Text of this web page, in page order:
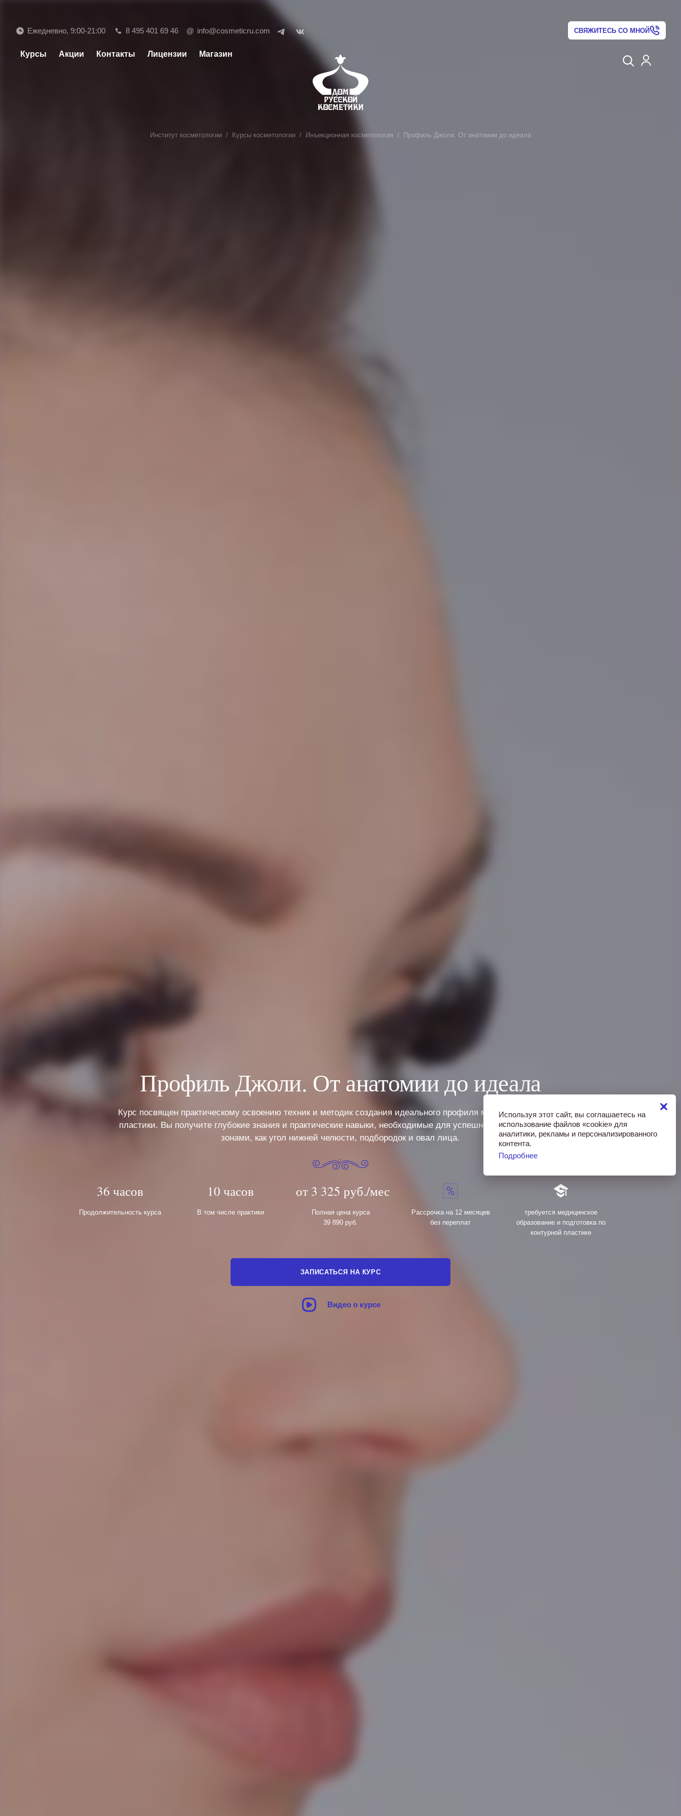
Ежедневно, 9:00-21:00 8 495 401 69 46 @ info@cosmeticru.com СВЯЖИТЕСЬ СО МНОЙ
Курсы Акции Контакты Лицензии Магазин
Институт косметологии Курсы косметологии Инъекционная косметология Профиль Джоли. От анатомии до идеала
Профиль Джоли. От анатомии до идеала
Курс посвящен практическому освоению техник и методик создания идеального профиля методами контурной
пластики. Вы получите глубокие знания и практические навыки, необходимые для успешной работы с такими
зонами, как угол нижней челюсти, подбородок и овал лица.
36 часов
Продолжительность курса
10 часов
В том числе практики
от 3 325 руб./мес
Полная цена курса
39 890 руб.
Рассрочка на 12 месяцев
без переплат
требуется медицинское
образование и подготовка по
контурной пластике
ЗАПИСАТЬСЯ НА КУРС
Видео о курсе
Используя этот сайт, вы соглашаетесь на
использование файлов «cookie» для
аналитики, рекламы и персонализированного
контента.
Подробнее